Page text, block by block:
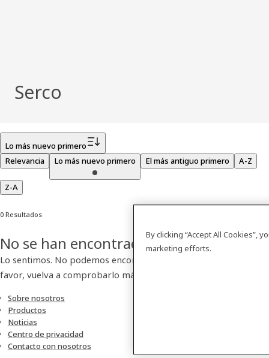
Serco
Lo más nuevo primero
Relevancia
Lo más nuevo primero El más antiguo primero A-Z
Z-A
0 Resultados
No se han encontrado resultados
Lo sentimos. No podemos encontrar ningún producto. Por
favor, vuelva a comprobarlo más tarde.
Sobre nosotros
Productos
Noticias
Centro de privacidad
Contacto con nosotros
By clicking “Accept All Cookies”,
marketing efforts.